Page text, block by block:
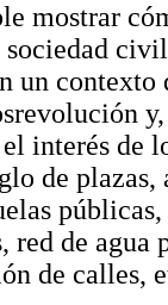
mostrar
un
interés de
de
red de
de calles,